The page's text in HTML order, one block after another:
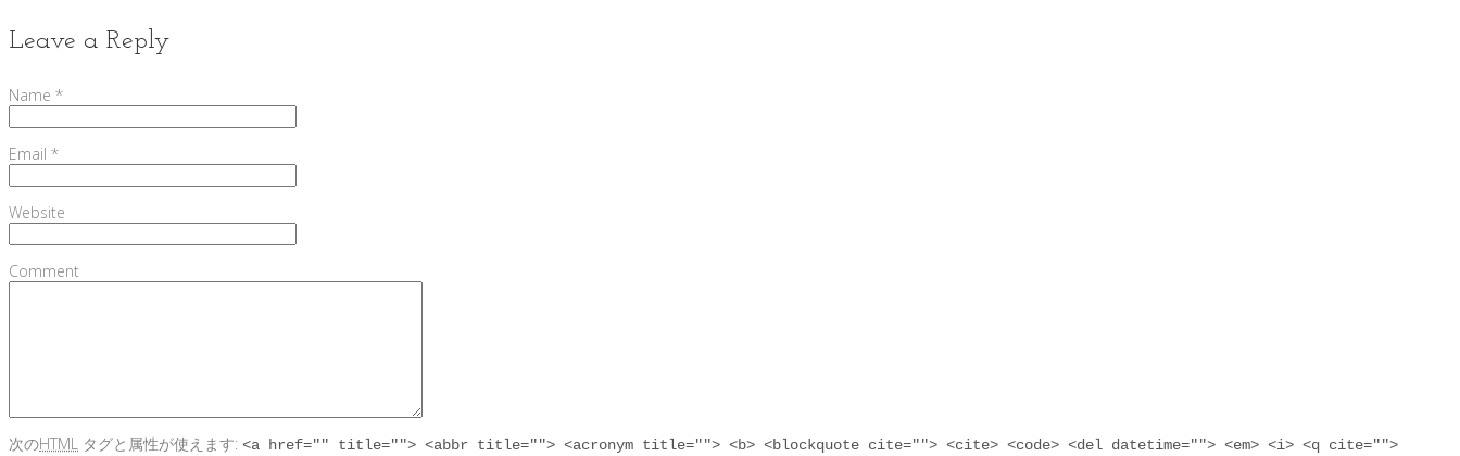
Leave a Reply
Name *
Email *
Website
Comment
次のHTML タグと属性が使えます: <a href="" title=""> <abbr title=""> <acronym title=""> <b> <blockquote cite=""> <cite> <code> <del datetime=""> <em> <i> <q cite="">